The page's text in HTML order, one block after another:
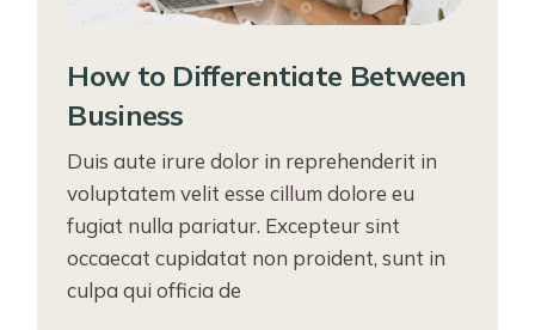
How to Differentiate Between
Business
Duis aute irure dolor in reprehenderit in
voluptatem velit esse cillum dolore eu
fugiat nulla pariatur. Excepteur sint
occaecat cupidatat non proident, sunt in
culpa qui officia de